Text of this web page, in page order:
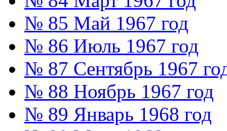
№ 85 Май 1967 год
№ 86 Июль 1967 год
№ 87 Сентябрь 1967
№ 88 Ноябрь 1967 год
№ 89 Январь 1968 год